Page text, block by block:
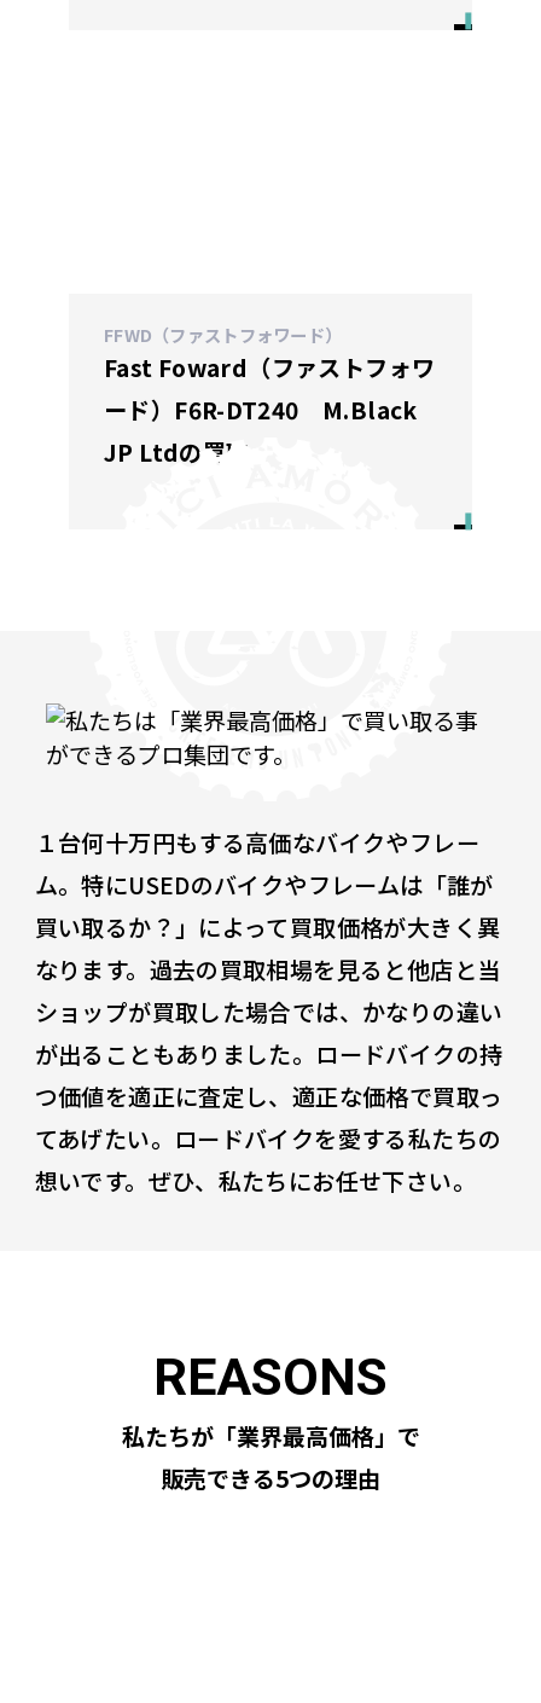
FFWD（ファストフォワード）
Fast Foward（ファストフォワ
ード）F6R-DT240 M.Black
JP Ltdの買取
１台何十万円もする高価なバイクやフレー
ム。特にUSEDのバイクやフレームは「誰が
買い取るか？」によって買取価格が大きく異
なります。過去の買取相場を見ると他店と当
ショップが買取した場合では、かなりの違い
が出ることもありました。ロードバイクの持
つ価値を適正に査定し、適正な価格で買取っ
てあげたい。ロードバイクを愛する私たちの
想いです。ぜひ、私たちにお任せ下さい。
私たちが「業界最高価格」で
販売できる5つの理由